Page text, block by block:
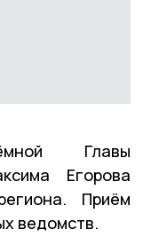
Главы
Егорова
Приём
ведомств.